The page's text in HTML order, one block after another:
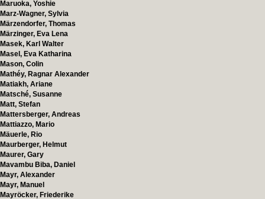
Maruoka, Yoshie
Marz-Wagner, Sylvia
Märzendorfer, Thomas
Märzinger, Eva Lena
Masek, Karl Walter
Masel, Eva Katharina
Mason, Colin
Mathéy, Ragnar Alexander
Matiakh, Ariane
Matsché, Susanne
Matt, Stefan
Mattersberger, Andreas
Mattiazzo, Mario
Mäuerle, Rio
Maurberger, Helmut
Maurer, Gary
Mavambu Biba, Daniel
Mayr, Alexander
Mayr, Manuel
Mayröcker, Friederike